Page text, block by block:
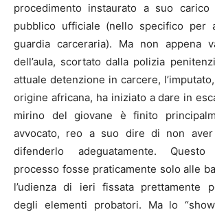
procedimento instaurato a suo
pubblico ufficiale (nello specifico per
guardia carceraria). Ma non appena
dell’aula, scortato dalla polizia
attuale detenzione in carcere,
origine africana, ha iniziato a dare in
mirino del giovane è finito
avvocato, reo a suo dire di non
difenderlo adeguatamente.
processo fosse praticamente solo alle
l’udienza di ieri fissata prettamente
degli elementi probatori. Ma lo